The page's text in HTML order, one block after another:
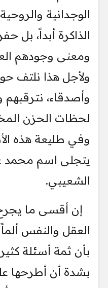
الوجدانية
الذاكرة أبداً، بل
ومعنى وجودهم
ولأجل هذا نلتف
وأصدقاء،
لحظات الحزن
وفي طليعة هذه
يتجلى اسم محمد
الشعيبي.
إن أقسى ما
العقل والنفس
بأن ثمة أسئلة
بشدة أن أطرحها